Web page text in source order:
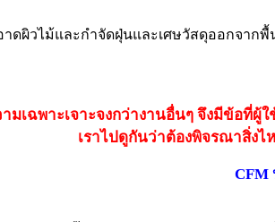
ดผิวไม้และกำจัดฝุ่นและเศษวัสดุออกจา
มเฉพาะเจาะจงกว่างานอื่นๆ จึงมีข้อที่
เราไปดูกันว่าต้องพิจรณาสิ่งไ
CFM